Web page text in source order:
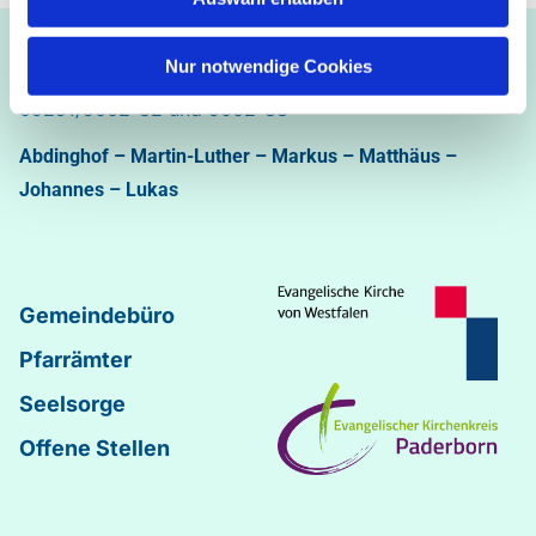
Nur notwendige Cookies
Ev.-luth. Kirchengemeinde Paderborn
Bastfelder Weg 30 - 33098 Paderborn
05251/5002-32 und 5002-33
Abdinghof – Martin-Luther – Markus – Matthäus –
Johannes – Lukas
Gemeindebüro
Pfarrämter
Seelsorge
Offene Stellen